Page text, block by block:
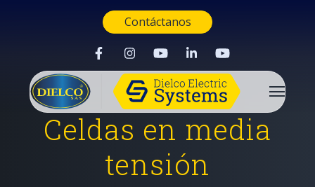
Contáctanos
Celdas en media
tensión